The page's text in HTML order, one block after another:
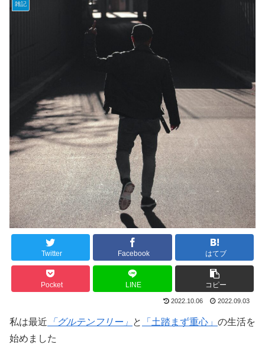
雑記
Twitter Facebook はてブ
Pocket LINE コピー
2022.10.06 2022.09.03
私は最近 「グルテンフリー」 と 「土踏まず重心」 の生活を
始めました